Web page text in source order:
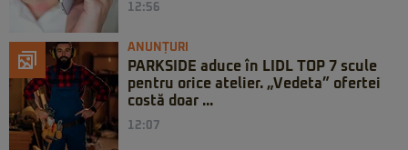
12:56
ANUNȚURI
PARKSIDE aduce în LIDL TOP 7 scule
pentru orice atelier. „Vedeta” ofertei
costă doar ...
12:07